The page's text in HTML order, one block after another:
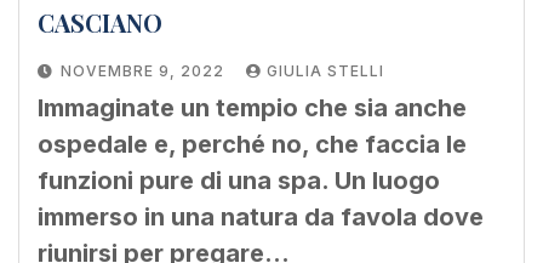
CASCIANO
NOVEMBRE 9, 2022 GIULIA STELLI
Immaginate un tempio che sia anche
ospedale e, perché no, che faccia le
funzioni pure di una spa. Un luogo
immerso in una natura da favola dove
riunirsi per pregare…